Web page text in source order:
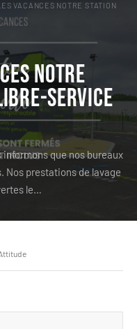
VACANCES NOTRE STATION
notre
service
informons que nos bureaux
Nos prestations de lavage
le…